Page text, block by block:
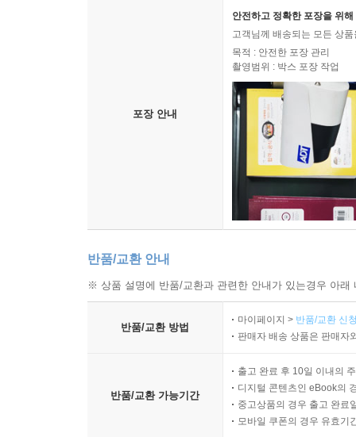
포장 안내
안전하고 정확한 포장을 위
고객님께 배송되는 모든 상
목적 : 안전한 포장 관리
촬영범위 : 박스 포장 작업
반품/교환 안내
※ 상품 설명에 반품/교환과 관련한 안내가 있는경우 아
반품/교환 방법
마이페이지 > 반품/교환 신
판매자 배송 상품은 판매자
반품/교환 가능기간
출고 완료 후 10일 이내의
디지털 콘텐츠인 eBook의
중고상품의 경우 출고 완료
모바일 쿠폰의 경우 유효기